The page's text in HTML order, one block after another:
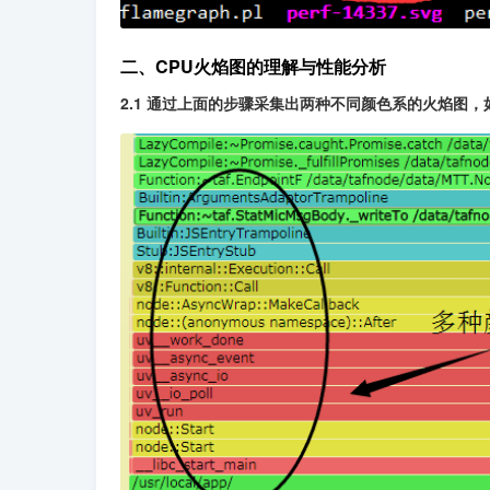
二、CPU火焰图的理解与性能分析
2.1 通过上面的步骤采集出两种不同颜色系的火焰图，